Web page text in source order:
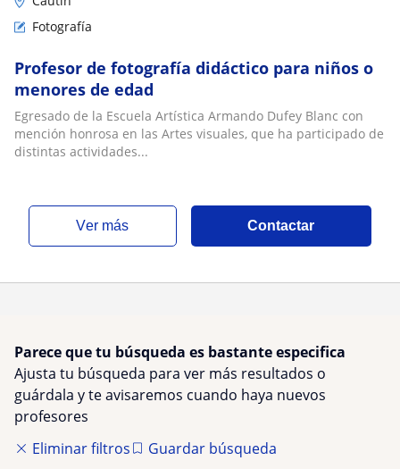
Fotografía
Profesor de fotografía didáctico para niños o
menores de edad
Egresado de la Escuela Artística Armando Dufey Blanc con
mención honrosa en las Artes visuales, que ha participado de
distintas actividades...
ver más Contactar
Parece que tu búsqueda es bastante especifica
Ajusta tu búsqueda para ver más resultados o
guárdala y te avisaremos cuando haya nuevos
profesores
Eliminar filtros
Guardar búsqueda